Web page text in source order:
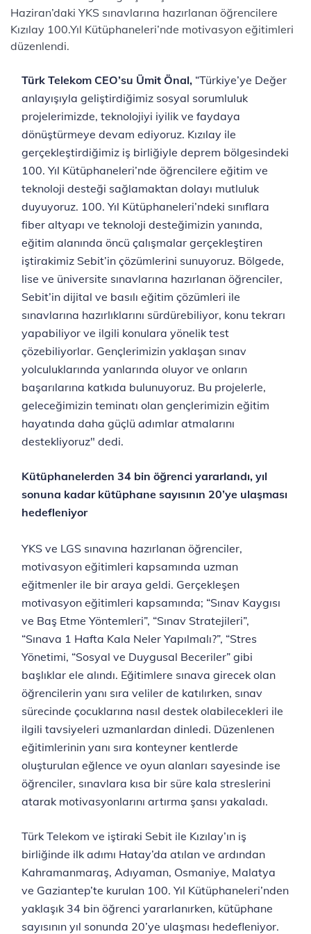
Haziran’daki YKS sınavlarına hazırlanan öğrencilere
Kızılay 100.Yıl Kütüphaneleri’nde motivasyon eğitimleri
düzenlendi.
Türk Telekom CEO’su Ümit Önal, “Türkiye’ye Değer
anlayışıyla geliştirdiğimiz sosyal sorumluluk
projelerimizde, teknolojiyi iyilik ve faydaya
dönüştürmeye devam ediyoruz. Kızılay ile
gerçekleştirdiğimiz iş birliğiyle deprem bölgesindeki
100. Yıl Kütüphaneleri’nde öğrencilere eğitim ve
teknoloji desteği sağlamaktan dolayı mutluluk
duyuyoruz. 100. Yıl Kütüphaneleri’ndeki sınıflara
fiber altyapı ve teknoloji desteğimizin yanında,
eğitim alanında öncü çalışmalar gerçekleştiren
iştirakimiz Sebit’in çözümlerini sunuyoruz. Bölgede,
lise ve üniversite sınavlarına hazırlanan öğrenciler,
Sebit’in dijital ve basılı eğitim çözümleri ile
sınavlarına hazırlıklarını sürdürebiliyor, konu tekrarı
yapabiliyor ve ilgili konulara yönelik test
çözebiliyorlar. Gençlerimizin yaklaşan sınav
yolculuklarında yanlarında oluyor ve onların
başarılarına katkıda bulunuyoruz. Bu projelerle,
geleceğimizin teminatı olan gençlerimizin eğitim
hayatında daha güçlü adımlar atmalarını
destekliyoruz" dedi.
Kütüphanelerden 34 bin öğrenci yararlandı, yıl
sonuna kadar kütüphane sayısının 20’ye ulaşması
hedefleniyor
YKS ve LGS sınavına hazırlanan öğrenciler,
motivasyon eğitimleri kapsamında uzman
eğitmenler ile bir araya geldi. Gerçekleşen
motivasyon eğitimleri kapsamında; “Sınav Kaygısı
ve Baş Etme Yöntemleri”, “Sınav Stratejileri”,
“Sınava 1 Hafta Kala Neler Yapılmalı?”, “Stres
Yönetimi, “Sosyal ve Duygusal Beceriler” gibi
başlıklar ele alındı. Eğitimlere sınava girecek olan
öğrencilerin yanı sıra veliler de katılırken, sınav
sürecinde çocuklarına nasıl destek olabilecekleri ile
ilgili tavsiyeleri uzmanlardan dinledi. Düzenlenen
eğitimlerinin yanı sıra konteyner kentlerde
oluşturulan eğlence ve oyun alanları sayesinde ise
öğrenciler, sınavlara kısa bir süre kala streslerini
atarak motivasyonlarını artırma şansı yakaladı.
Türk Telekom ve iştiraki Sebit ile Kızılay’ın iş
birliğinde ilk adımı Hatay’da atılan ve ardından
Kahramanmaraş, Adıyaman, Osmaniye, Malatya
ve Gaziantep’te kurulan 100. Yıl Kütüphaneleri’nden
yaklaşık 34 bin öğrenci yararlanırken, kütüphane
sayısının yıl sonunda 20’ye ulaşması hedefleniyor.